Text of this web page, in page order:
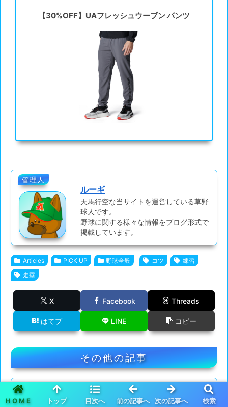
【30%OFF】UAフレッシュウーブン パンツ
管理人
ルーギ
天馬行空な当サイトを運営している草野
球人です。
野球に関する様々な情報をブログ形式で
掲載しています。
Articles PICK UP 野球全般 コツ
練習
走塁
X Facebook Threads
はてブ LINE コピー
その他の記事
【変化球】ナックルの握り方と
投げ方のコツを解説
HOME トップ 目次へ 前の記事へ 次の記事へ 検索